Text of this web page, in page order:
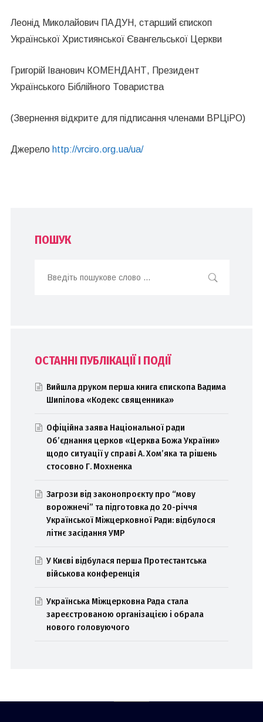
Леонід Миколайович ПАДУН, старший єпископ
Української Християнської Євангельської Церкви
Григорій Іванович КОМЕНДАНТ, Президент
Українського Біблійного Товариства
(Звернення відкрите для підписання членами ВРЦіРО)
Джерелоhttp://vrciro.org.ua/ua/
ПОШУК
ОСТАННІ ПУБЛІКАЦІЇ І ПОДІЇ
Вийшла друком перша книга єпископа Вадима
Шипілова «Кодекс священника»
Офіційна заява Національної ради
Об’єднання церков «Церква Божа України»
щодо ситуації у справі А. Хом’яка та рішень
стосовно Г. Мохненка
Загрози від законопроєкту про “мову
ворожнечі” та підготовка до 20-річчя
Української Міжцерковної Ради: відбулося
літнє засідання УМР
У Києві відбулася перша Протестантська
військова конференція
Українська Міжцерковна Рада стала
зареєстрованою організацією і обрала
нового головуючого